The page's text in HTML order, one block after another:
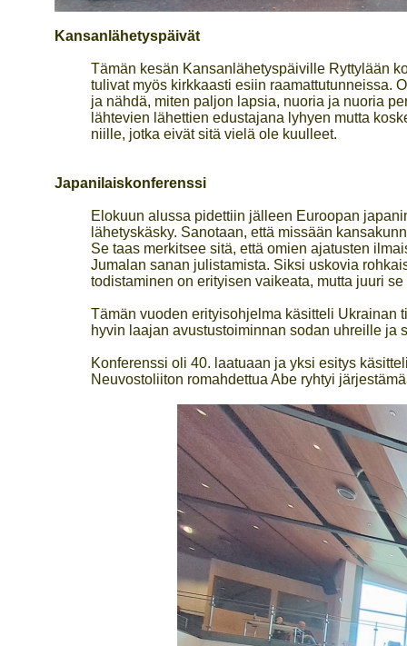
Kansanlähetyspäivät
Tämän kesän Kansanlähetyspäiville Ryttylään
tulivat myös kirkkaasti esiin raamattutunneissa.
ja nähdä, miten paljon lapsia, nuoria ja nuoria
lähtevien lähettien edustajana lyhyen mutta
niille, jotka eivät sitä vielä ole kuulleet.
Japanilaiskonferenssi
Elokuun alussa pidettiin jälleen Euroopan
lähetyskäsky. Sanotaan, että missään
Se taas merkitsee sitä, että omien ajatusten
Jumalan sanan julistamista. Siksi uskovia
todistaminen on erityisen vaikeata, mutta juuri
Tämän vuoden erityisohjelma käsitteli
hyvin laajan avustustoiminnan sodan uhreille ja
Konferenssi oli 40. laatuaan ja yksi esitys
Neuvostoliiton romahdettua Abe ryhtyi